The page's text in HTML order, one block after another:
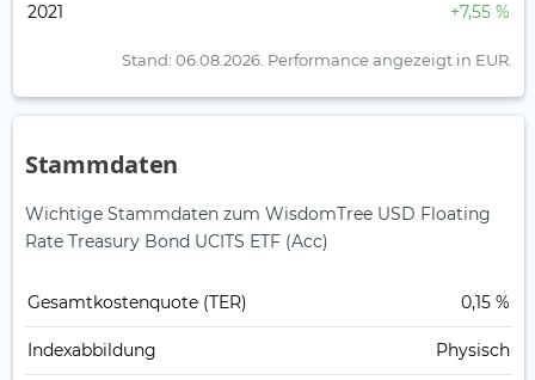
2021 +7,55 %
Stand: 06.08.2026. Performance angezeigt in EUR.
Stammdaten
Wichtige Stammdaten zum WisdomTree USD Floating
Rate Treasury Bond UCITS ETF (Acc)
Gesamt­kosten­quote (TER) 0,15 %
Index­abbildung Physisch